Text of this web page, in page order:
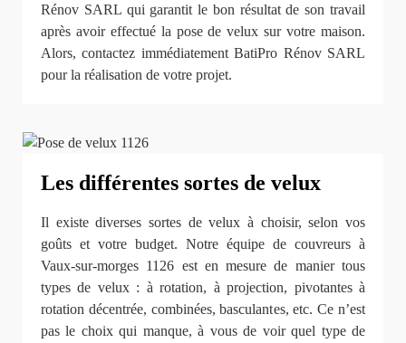
Rénov SARL qui garantit le bon résultat de son travail
après avoir effectué la pose de velux sur votre maison.
Alors, contactez immédiatement BatiPro Rénov SARL
pour la réalisation de votre projet.
Les différentes sortes de velux
Il existe diverses sortes de velux à choisir, selon vos
goûts et votre budget. Notre équipe de couvreurs à
Vaux-sur-morges 1126 est en mesure de manier tous
types de velux : à rotation, à projection, pivotantes à
rotation décentrée, combinées, basculantes, etc. Ce n’est
pas le choix qui manque, à vous de voir quel type de